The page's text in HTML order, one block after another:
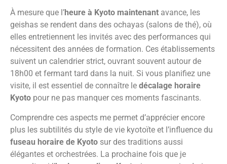
À mesure que l’heure à Kyoto maintenant avance, les
geishas se rendent dans des ochayas (salons de thé), où
elles entretiennent les invités avec des performances qui
nécessitent des années de formation. Ces établissements
suivent un calendrier strict, ouvrant souvent autour de
18h00 et fermant tard dans la nuit. Si vous planifiez une
visite, il est essentiel de connaître le décalage horaire
Kyoto pour ne pas manquer ces moments fascinants.
Comprendre ces aspects me permet d’apprécier encore
plus les subtilités du style de vie kyotoïte et l’influence du
fuseau horaire de Kyoto sur des traditions aussi
élégantes et orchestrées. La prochaine fois que je